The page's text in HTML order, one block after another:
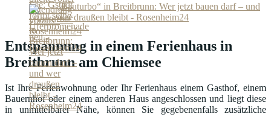
„Bauturbo“ in Breitbrunn: Wer jetzt bauen darf – und
wer draußen bleibt - Rosenheim24
Entspannung in einem Ferienhaus in
Breitbrunn am Chiemsee
Ist Ihre Ferienwohnung oder Ihr Ferienhaus einem Gasthof, einem
Bauernhof oder einem anderen Haus angeschlossen und liegt diese
in unmittelbarer Nähe, können Sie gegebenenfalls zusätzliche